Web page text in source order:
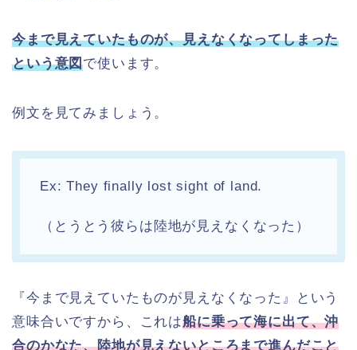
今まで見えていたものが、見えなくなってしまった
という意図で使います。
例文を見てみましょう。
Ex: They finally lost sight of land.
（とうとう彼らは陸地が見えなくなった）
『今まで見えていたものが見えなくなった』という
意味合いですから、これは船に乗って海に出て、沖
合のかなた、陸地が見えないところまで進んだこと